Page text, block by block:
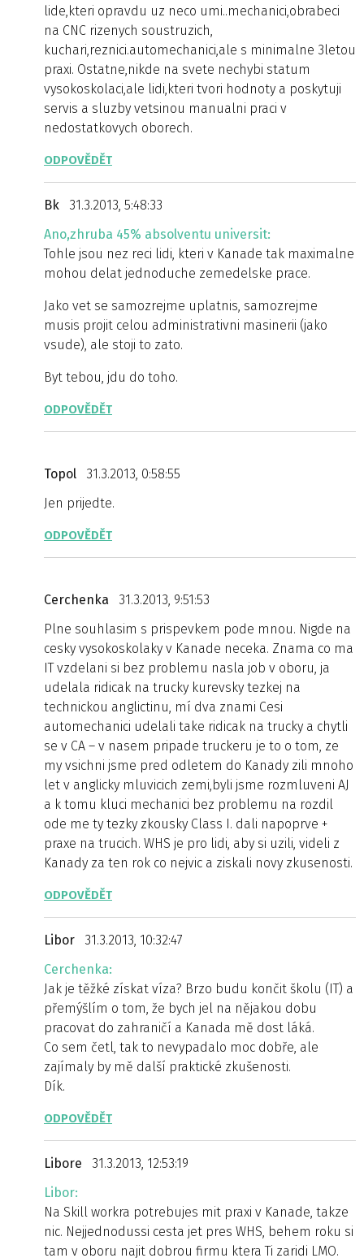
lide,kteri opravdu uz neco umi..mechanici,obrabeci
na CNC rizenych soustruzich,
kuchari,reznici.automechanici,ale s minimalne 3letou
praxi. Ostatne,nikde na svete nechybi statum
vysokoskolaci,ale lidi,kteri tvori hodnoty a poskytuji
servis a sluzby vetsinou manualni praci v
nedostatkovych oborech.
ODPOVĚDĚT
Bk
31.3.2013, 5:48:33
Ano,zhruba 45% absolventu universit:
Tohle jsou nez reci lidi, kteri v Kanade tak maximalne
mohou delat jednoduche zemedelske prace.
Jako vet se samozrejme uplatnis, samozrejme
musis projit celou administrativni masinerii (jako
vsude), ale stoji to zato.
Byt tebou, jdu do toho.
ODPOVĚDĚT
Topol
31.3.2013, 0:58:55
Jen prijedte.
ODPOVĚDĚT
Cerchenka
31.3.2013, 9:51:53
Plne souhlasim s prispevkem pode mnou. Nigde na
cesky vysokoskolaky v Kanade neceka. Znama co ma
IT vzdelani si bez problemu nasla job v oboru, ja
udelala ridicak na trucky kurevsky tezkej na
technickou anglictinu, mí dva znami Cesi
automechanici udelali take ridicak na trucky a chytli
se v CA – v nasem pripade truckeru je to o tom, ze
my vsichni jsme pred odletem do Kanady zili mnoho
let v anglicky mluvicich zemi,byli jsme rozmluveni AJ
a k tomu kluci mechanici bez problemu na rozdil
ode me ty tezky zkousky Class I. dali napoprve +
praxe na trucich. WHS je pro lidi, aby si uzili, videli z
Kanady za ten rok co nejvic a ziskali novy zkusenosti.
ODPOVĚDĚT
Libor
31.3.2013, 10:32:47
Cerchenka:
Jak je těžké získat víza? Brzo budu končit školu (IT) a
přemýšlím o tom, že bych jel na nějakou dobu
pracovat do zahraničí a Kanada mě dost láká.
Co sem četl, tak to nevypadalo moc dobře, ale
zajímaly by mě další praktické zkušenosti.
Dík.
ODPOVĚDĚT
Libore
31.3.2013, 12:53:19
Libor:
Na Skill workra potrebujes mit praxi v Kanade, takze
nic. Nejjednodussi cesta jet pres WHS, behem roku si
tam v oboru najit dobrou firmu ktera Ti zaridi LMO.